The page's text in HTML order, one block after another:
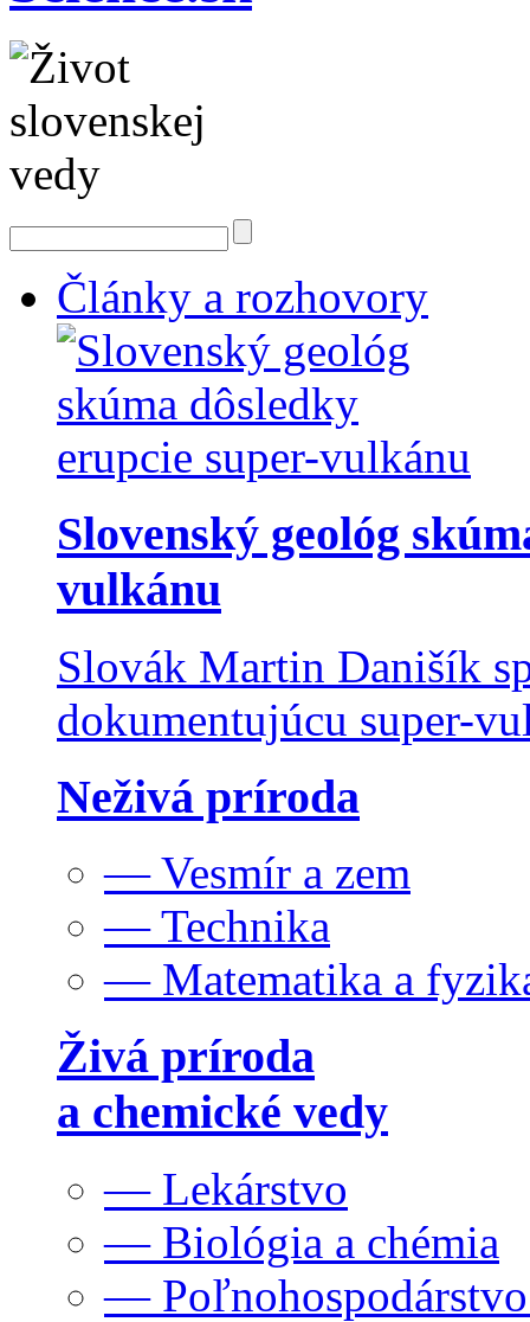
Články a rozhovory
Slovenský geológ
vulkánu
Slovák Martin Danišík
dokumentujúcu super-
Neživá príroda
— Vesmír a zem
— Technika
— Matematika a
Živá príroda
a chemické vedy
— Lekárstvo
— Biológia a chémia
—